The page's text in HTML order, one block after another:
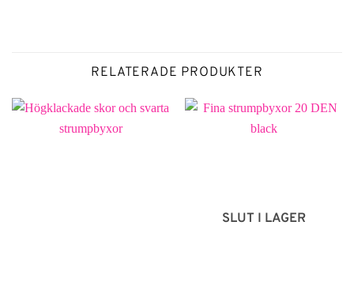
RELATERADE PRODUKTER
SLUT I LAGER